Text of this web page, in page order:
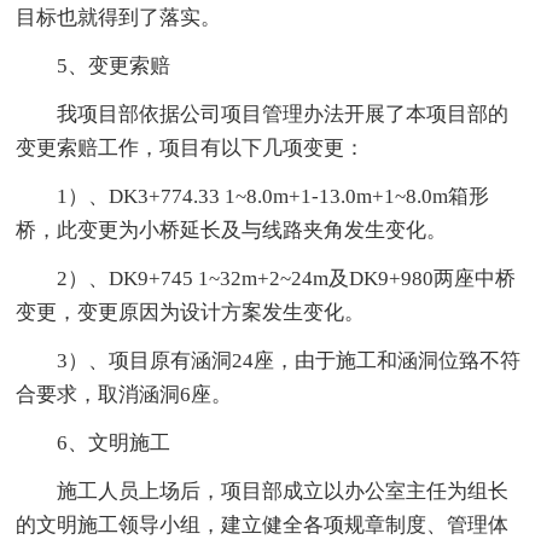
目标也就得到了落实。
5、变更索赔
我项目部依据公司项目管理办法开展了本项目部的
变更索赔工作，项目有以下几项变更：
1）、DK3+774.33 1~8.0m+1-13.0m+1~8.0m箱形
桥，此变更为小桥延长及与线路夹角发生变化。
2）、DK9+745 1~32m+2~24m及DK9+980两座中桥
变更，变更原因为设计方案发生变化。
3）、项目原有涵洞24座，由于施工和涵洞位臵不符
合要求，取消涵洞6座。
6、文明施工
施工人员上场后，项目部成立以办公室主任为组长
的文明施工领导小组，建立健全各项规章制度、管理体